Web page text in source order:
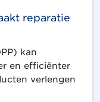
reparatie
kan
en efficiënter
verlengen